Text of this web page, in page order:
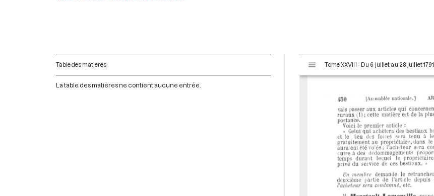
Table des matières
La table des matières ne contient aucune entrée.
s
Tome XXVIII - Du 6 juillet au 28 juillet 1791.